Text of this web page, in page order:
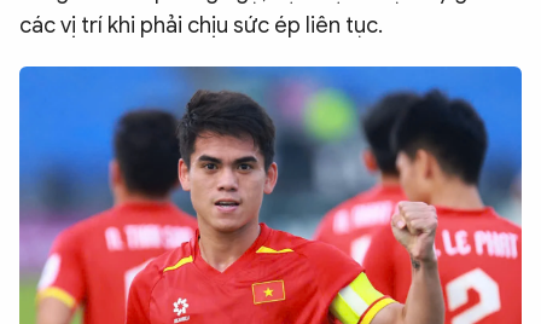
các vị trí khi phải chịu sức ép liên tục.